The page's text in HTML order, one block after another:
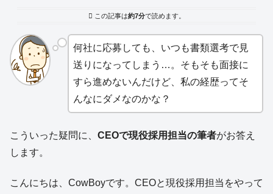
この記事は約7分で読めます。
何社に応募しても、いつも書類選考で見
送りになってしまう…。そもそも面接に
すら進めないんだけど、私の経歴ってそ
んなにダメなのかな？
こういった疑問に、 CEOで現役採用担当の筆者がお答え
します。
こんにちは、CowBoyです。CEOと現役採用担当をやって